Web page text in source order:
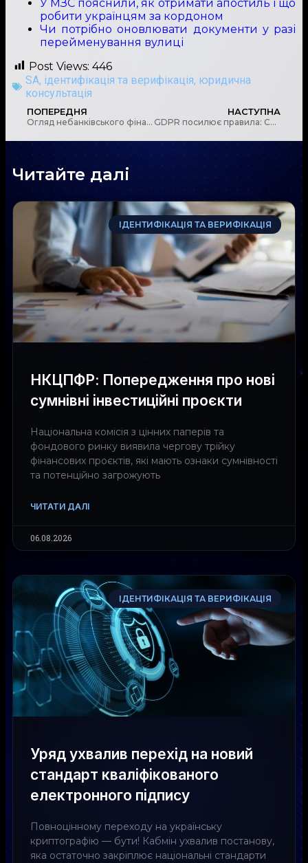
У МЗС пояснили, як отримати апостиль і що
робити українцям за кордоном
Чи потрібно оновлювати документи у разі
перейменування вулиці
Post Views: 446
SA, ідентифікація та верифікація, юридична
консультація
ПОПЕРЕДНЯ
Огляд небанківського фінансового сектору за IV квартал – ключові актуальні тенденції
НАСТУПНА
GDPR посилює правила: Суд ЄС визнав онлайн-платформи відповідальними за контент користувачів
Читайте далі
ІДЕНТИФІКАЦІЯ ТА ВЕРИФІКАЦІЯ
НКЦПФР: Попередження про нові
сумнівні інвестиційні проєкти
Національна комісія з цінних паперів та
фондового ринку виявила чергову трійку
фінансових проєктів, які мають ознаки сумнівності
та потенційно загрожують
ЧИТАТИ ДАЛІ
06.08.2026
ІДЕНТИФІКАЦІЯ ТА ВЕРИФІКАЦІЯ
Уряд ухвалив перехід на новий
стандарт кваліфікованого
електронного підпису
Повноцінному переходу на українську
криптографію — бути! Кабмін ухвалив постанову,
яка остаточно закріплює національні стандарти